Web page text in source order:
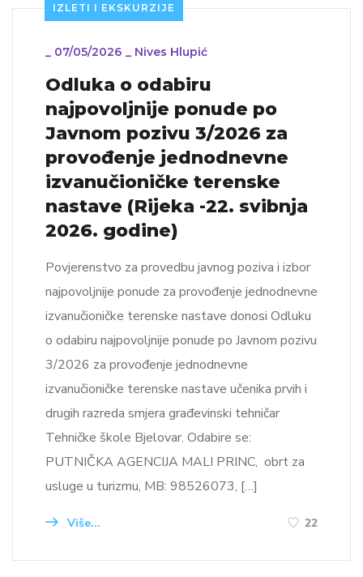
IZLETI I EKSKURZIJE
07/05/2026 Nives Hlupić
Odluka o odabiru
najpovoljnije ponude po
Javnom pozivu 3/2026 za
provođenje jednodnevne
izvanučioničke terenske
nastave (Rijeka -22. svibnja
2026. godine)
Povjerenstvo za provedbu javnog poziva i izbor
najpovoljnije ponude za provođenje jednodnevne
izvanučioničke terenske nastave donosi Odluku
o odabiru najpovoljnije ponude po Javnom pozivu
3/2026 za provođenje jednodnevne
izvanučioničke terenske nastave učenika prvih i
drugih razreda smjera građevinski tehničar
Tehničke škole Bjelovar. Odabire se:
PUTNIČKA AGENCIJA MALI PRINC, obrt za
usluge u turizmu, MB: 98526073, […]
Više... 22